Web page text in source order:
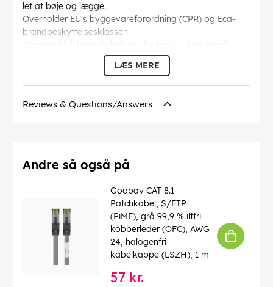
let at bøje og lægge.
Overholder EU's byggevareforordning (CPR) og Eca-
brandbeskyttelsesklassen
Goobay hi-fi højttalerkablet, der leveres i metermål,
kan du selv sammensætte det til den pågældende
Kabelkappen diameter: 5 mm
Kabelstruktur: 2x81 / 0,25mm (5,0 x 10,0mm OD)
Brandklasse (CPR) : Eca
Kabellængde : 10 m
: 1 stk. kabelring
4040849677380
LÆS MERE
Reviews & Questions/Answers
Andre så også på
Goobay CAT 8.1
Patchkabel, S/FTP
(PiMF), grå 99,9 % iltfri
kobberleder (OFC), AWG
24, halogenfri
kabelkappe (LSZH), 1 m
57 kr.